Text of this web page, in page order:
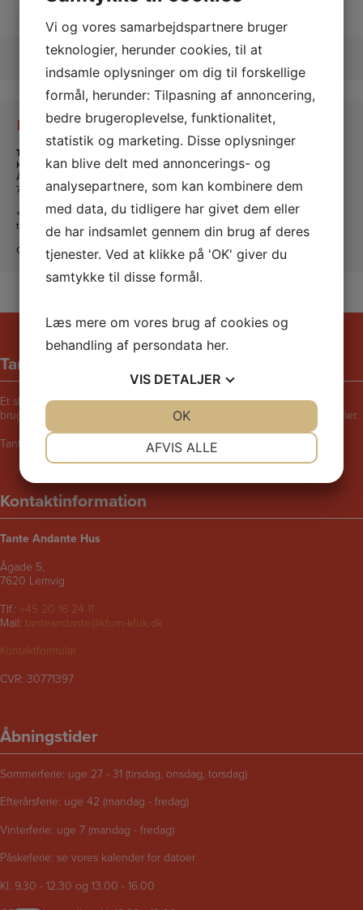
Kontakt os
Tante Andante Hus
KFUM og KFUK i Lemvig
Ågade 5
7620 Lemvig
+45 20 16 24 11
tanteandante@kfum-kfuk.dk
CVR: 30771397
Tante Andantes hus
Et skægt og rart sted for børn i følge med voksne. Bliv udfordret til at
bruge fantasien, lege, synge, danse, male, opfinde eller fortælle historier.
Tante Andantes Hus i Lemvig drives af KFUM og KFUK i Lemvig.
Kontaktinformation
Tante Andante Hus
Ågade 5,
7620 Lemvig
Tlf.: +45 20 16 24 11
Mail: tanteandante@kfum-kfuk.dk
Kontaktformular
CVR: 30771397
Åbningstider
Sommerferie: uge 27 - 31 (tirsdag, onsdag, torsdag)
Efterårsferie: uge 42 (mandag - fredag)
Vinterferie: uge 7 (mandag - fredag)
Påskeferie: se vores kalender for datoer
Kl. 9.30 - 12.30 og 13.00 - 16.00
Vi og vores samarbejdspartnere bruger
teknologier, herunder cookies, til at
indsamle oplysninger om dig til forskellige
formål, herunder: Tilpasning af annoncering,
bedre brugeroplevelse, funktionalitet,
statistik og marketing. Disse oplysninger
kan blive delt med annoncerings- og
analysepartnere, som kan kombinere dem
med data, du tidligere har givet dem eller
de har indsamlet gennem din brug af deres
tjenester. Ved at klikke på 'OK' giver du
samtykke til disse formål.
Læs mere om vores brug af cookies og
behandling af persondata her.
VIS DETALJER
MARKETING
AFVIS ALLE
OK